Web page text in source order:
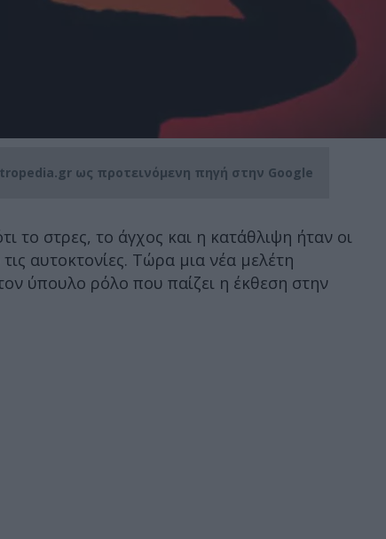
ως προτεινόμενη πηγή στην Google
το στρες, το άγχος και η κατάθλιψη ήταν οι
αυτοκτονίες. Τώρα μια νέα μελέτη
ύπουλο ρόλο που παίζει η έκθεση στην